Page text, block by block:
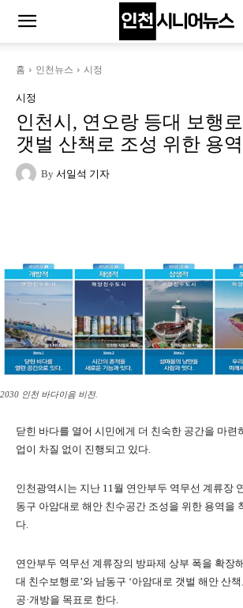
홈 인천뉴스 시정
시정
인천시, 연오랑 등대 보행
갯벌 산책로 조성 위한 용
By 서일석 기자
2030 인천 바다이음 비전.
닫힌 바다를 열어 시민에게 더 친숙한 공간을 마련
업이 차질 없이 진행되고 있다.
인천광역시는 지난 11월 연안부두 역무선 계류장
동구 아암대로 해안 친수공간 조성을 위한 용역을
다.
연안부두 역무선 계류장의 방파제 상부 폭을 확장
대 친수보행로’와 남동구 ‘아암대로 갯벌 해안 산
공·개방을 목표로 한다.